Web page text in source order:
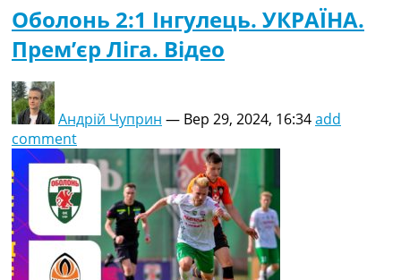
Оболонь 2:1 Інгулець. УКРАЇНА.
Прем’єр Ліга. Відео
Андрій Чуприн — Вер 29, 2024, 16:34add
comment